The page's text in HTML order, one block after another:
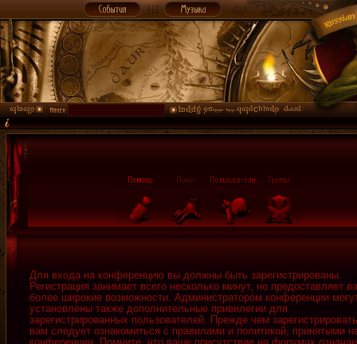
Для входа на конференцию вы должны быть зарегистрированы.
Регистрация занимает всего несколько минут, но предоставляет
более широкие возможности. Администратором конференции
установлены также дополнительные привилегии для
зарегистрированных пользователей. Прежде чем
вам следует ознакомиться с правилами и политикой, принятыми